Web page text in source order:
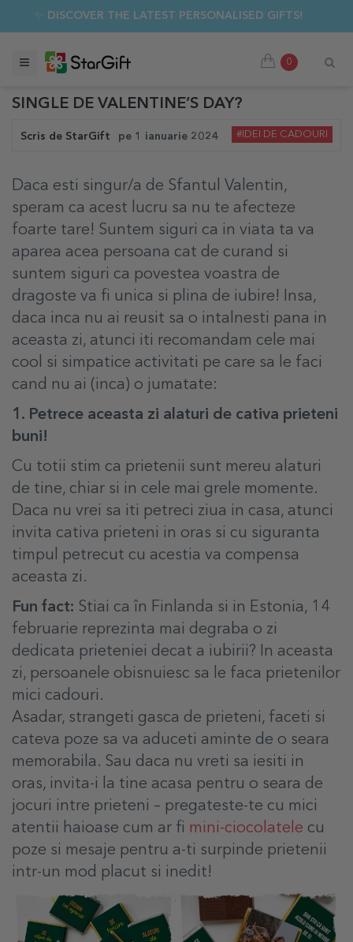
✨ DISCOVER THE LATEST PERSONALISED GIFTS!
0
SINGLE DE VALENTINE’S DAY?
Scris de StarGift pe 1 ianuarie 2024 #IDEI DE CADOURI
Daca esti singur/a de Sfantul Valentin,
speram ca acest lucru sa nu te afecteze
foarte tare! Suntem siguri ca in viata ta va
aparea acea persoana cat de curand si
suntem siguri ca povestea voastra de
dragoste va fi unica si plina de iubire! Insa,
daca inca nu ai reusit sa o intalnesti pana in
aceasta zi, atunci iti recomandam cele mai
cool si simpatice activitati pe care sa le faci
cand nu ai (inca) o jumatate:
1. Petrece aceasta zi alaturi de cativa prieteni
buni!
Cu totii stim ca prietenii sunt mereu alaturi
de tine, chiar si in cele mai grele momente.
Daca nu vrei sa iti petreci ziua in casa, atunci
invita cativa prieteni in oras si cu siguranta
timpul petrecut cu acestia va compensa
aceasta zi.
Fun fact: Stiai ca în Finlanda si in Estonia, 14
februarie reprezinta mai degraba o zi
dedicata prieteniei decat a iubirii? In aceasta
zi, persoanele obisnuiesc sa le faca prietenilor
mici cadouri.
Asadar, strangeti gasca de prieteni, faceti si
cateva poze sa va aduceti aminte de o seara
memorabila. Sau daca nu vreti sa iesiti in
oras, invita-i la tine acasa pentru o seara de
jocuri intre prieteni – pregateste-te cu mici
atentii haioase cum ar fi mini-ciocolatele cu
poze si mesaje pentru a-ti surpinde prietenii
intr-un mod placut si inedit!